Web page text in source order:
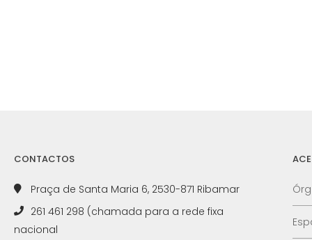
CONTACTOS
Praça de Santa Maria 6, 2530-871 Ribamar
261 461 298 (chamada para a rede fixa
nacional